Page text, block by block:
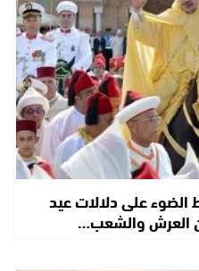
على دلالات عيد
العرش والشعب…